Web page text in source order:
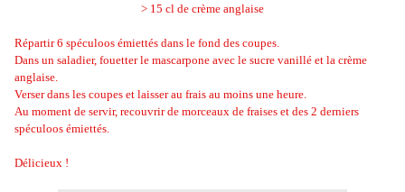
> 15 cl de crème anglaise
Répartir 6 spéculoos émiettés dans le fond des coupes.
Dans un saladier, fouetter le mascarpone avec le sucre vanillé et la crème
anglaise.
Verser dans les coupes et laisser au frais au moins une heure.
Au moment de servir, recouvrir de morceaux de fraises et des 2 derniers
spéculoos émiettés.
Délicieux !